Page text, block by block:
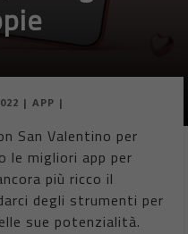
| APP |
San Valentino per
le migliori app per
più ricco il
degli strumenti per
sue potenzialità.